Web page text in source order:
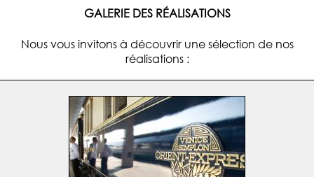
GALERIE DES RÉALISATIONS
Nous vous invitons à découvrir une sélection de nos
réalisations :